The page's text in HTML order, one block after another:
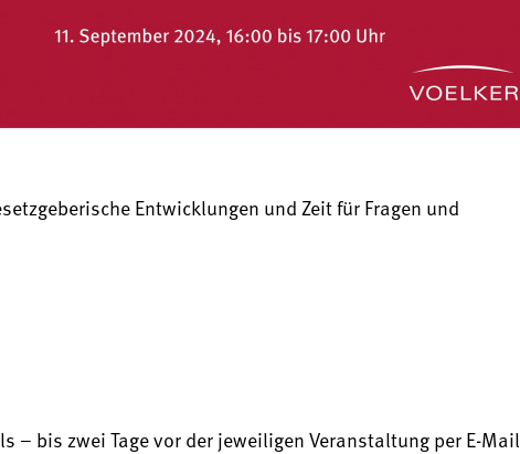
Entwicklungen und Zeit für Fragen und
bis zwei Tage vor der jeweiligen Veranstaltung per E-Mail